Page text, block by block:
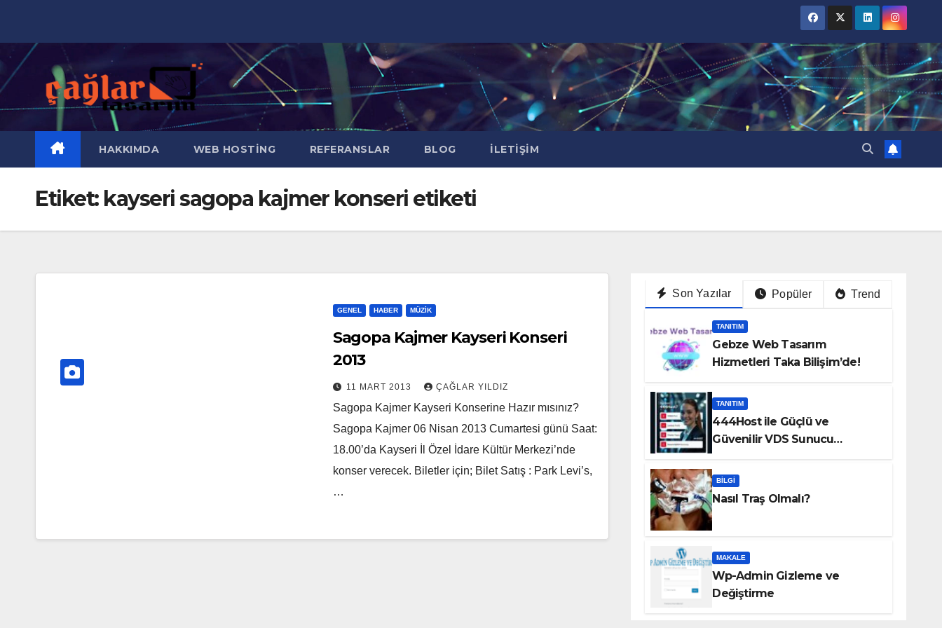
content
HAKKIMDA WEB HOSTING REFERANSLAR BLOG İLETIŞIM
Etiket: kayseri sagopa kajmer konseri etiketi
GENEL HABER MÜZIK
Sagopa Kajmer Kayseri Konseri
2013
11 MART 2013 ÇAĞLAR YILDIZ
Sagopa Kajmer Kayseri Konserine Hazır mısınız?
Sagopa Kajmer 06 Nisan 2013 Cumartesi günü Saat:
18.00’da Kayseri İl Özel İdare Kültür Merkezi’nde
konser verecek. Biletler için; Bilet Satış : Park Levi’s,
…
Son Yazılar Popüler Trend
TANITIM
Gebze Web Tasarım
Hizmetleri Taka Bilişim’de!
TANITIM
444Host ile Güçlü ve
Güvenilir VDS Sunucu
BILGI
Nasıl Traş Olmalı?
MAKALE
Wp-Admin Gizleme ve
Değiştirme